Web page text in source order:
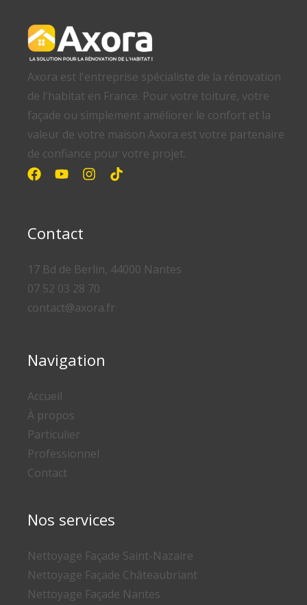
Axora est l'entreprise spécialiste de la rénovation
de l'habitat en France. Pour votre toiture, votre
façade ou simplement améliorer le confort et la
valeur de votre maison Axora est votre partenaire
de confiance pour votre projet.
Contact
17 Bd de Berlin, 44000 Nantes
07 52 03 28 70
contact@axora.fr
Navigation
Accueil
À propos
Particulier
Professionnel
Contact
Nos services
Nettoyage Façade Saint-Nazaire
Nettoyage Façade Châteaubriant
Nettoyage Façade Nantes